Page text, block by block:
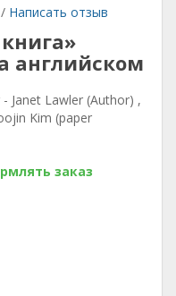
/ Написать отзыв
английском
Janet Lawler (Author) ,
Kim (paper
заказ